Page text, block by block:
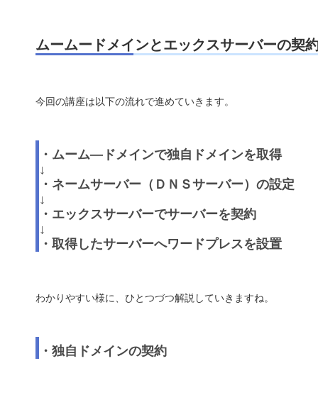
ムームードメインとエックスサーバーの契
今回の講座は以下の流れで進めていきます。
・ムーム―ドメインで独自ドメインを取得
↓
・ネームサーバー（ＤＮＳサーバー）の設定
↓
・エックスサーバーでサーバーを契約
↓
・取得したサーバーへワードプレスを設置
わかりやすい様に、ひとつづつ解説していきますね。
・独自ドメインの契約